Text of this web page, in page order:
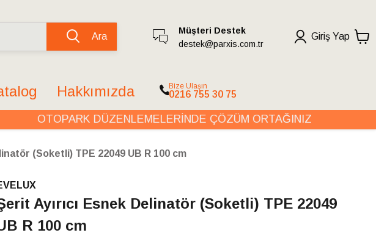
Ara
Müşteri Destek
destek@parxis.com.tr
Giriş Yap
Hakkımızda Bize Ulaşın
0216 755 30 75
OTOPARK DÜZENLEMELERİNDE ÇÖZÜM ORTAĞINIZ
(Soketli) TPE 22049 UB R 100 cm
Ayırıcı Esnek Delinatör (Soketli) TPE 22049
R 100 cm